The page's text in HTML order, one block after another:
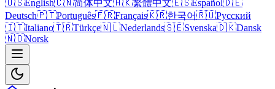
🇺🇸English🇨🇳简体中文🇭🇰繁體中文🇪🇸Español🇩🇪
Deutsch🇵🇹Português🇫🇷Français🇰🇷한국어🇷🇺Русский
🇮🇹Italiano🇹🇷Türkçe🇳🇱Nederlands🇸🇪Svenska🇩🇰Dansk
🇳🇴Norsk